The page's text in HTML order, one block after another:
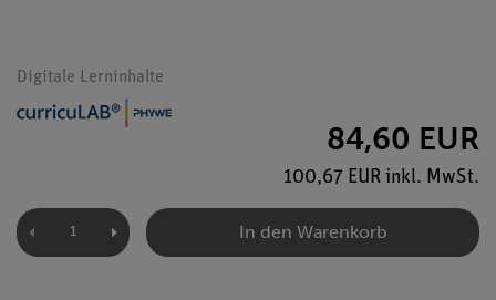
Digitale Lerninhalte
84,60 EUR
100,67 EUR inkl. MwSt.
In den Warenkorb